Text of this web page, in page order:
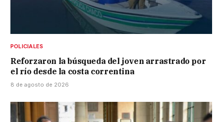
POLICIALES
Reforzaron la búsqueda del joven arrastrado por
el río desde la costa correntina
8 de agosto de 2026